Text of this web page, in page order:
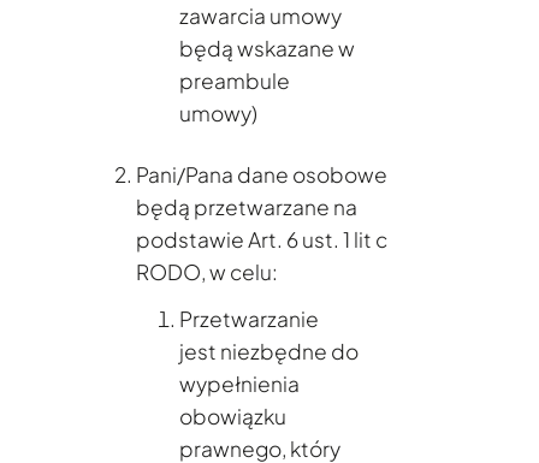
zawarcia umowy
będą wskazane w
preambule
umowy)
Pani/Pana dane osobowe
będą przetwarzane na
podstawie Art. 6 ust. 1 lit c
RODO, w celu:
Przetwarzanie
jest niezbędne do
wypełnienia
obowiązku
prawnego, który